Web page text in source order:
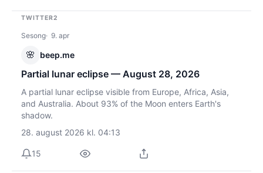
TWITTER2
Sesong 9. apr
🌸 beep.me
Partial lunar eclipse — August 28, 2026
A partial lunar eclipse visible from Europe, Africa, Asia,
and Australia. About 93% of the Moon enters Earth's
shadow.
28. august 2026 kl. 04:13
15